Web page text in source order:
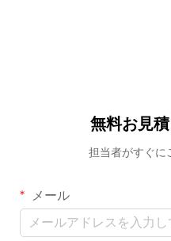
無料お見
担当者がすぐに
メール